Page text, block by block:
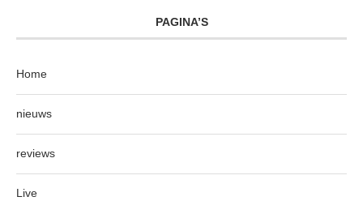
PAGINA’S
Home
nieuws
reviews
Live